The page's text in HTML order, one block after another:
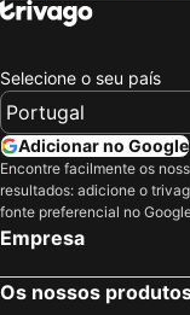
B&B Cafisu
Partinico, Sicília
Palermo, Sicília
Cefalu, Sicília Hotéis
Campofelice di Roccella,
Agrigento, Sicília
Licata, Sicília Hotéis
Florença, Toscana
Selecione o seu país
Adicionar no Google
Encontre facilmente os
resultados: adicione o
fonte preferencial no
Empresa
Os nossos